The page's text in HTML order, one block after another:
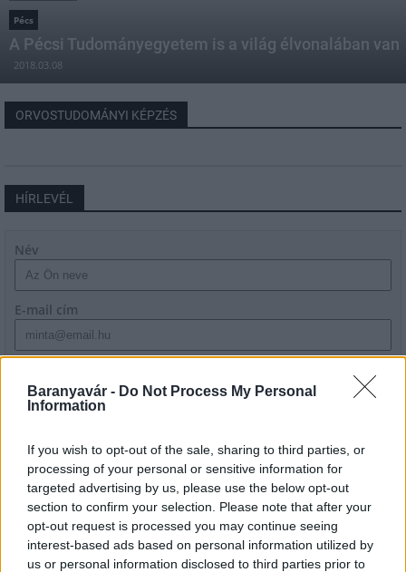
Baranyavár - Do Not Process My Personal
Information
If you wish to opt-out of the sale, sharing to third parties, or
processing of your personal or sensitive information for
targeted advertising by us, please use the below opt-out
section to confirm your selection. Please note that after your
opt-out request is processed you may continue seeing
interest-based ads based on personal information utilized by
us or personal information disclosed to third parties prior to
Pécs
A Pécsi Tudományegyetem is a világ élvonalában van
2018.03.08
ORVOSTUDOMÁNYI KÉPZÉS
HÍRLEVÉL
Név
E-mail cím
szabályzatot!
HÍRDETÉS
LEGFRISSEBB